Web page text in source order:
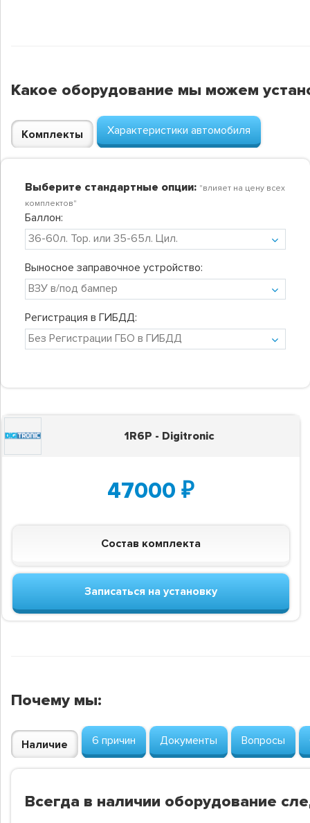
Какое оборудование мы можем
Комплекты Характеристики автомобиля
Выберите стандартные опции: "влияет на цену всех
комплектов"
Баллон:
Выносное заправочное устройство:
Регистрация в ГИБДД:
1R6P - Digitronic
47000 ₽
Состав комплекта
Записаться на установку
Почему мы:
Наличие 6 причин Документы Вопросы
Всегда в наличии оборудование